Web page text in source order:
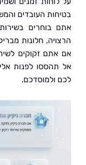
העובדים והמשתמשים.
בוחרים בשירות
חלונות מבריקים
זקוקים לשירותי
לפנות אלינו